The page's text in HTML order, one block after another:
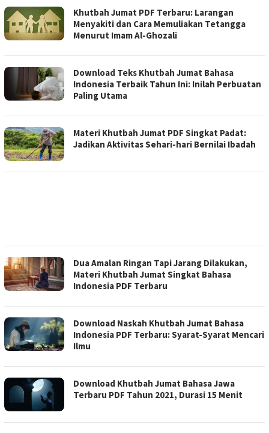
Khutbah Jumat PDF Terbaru: Larangan
Menyakiti dan Cara Memuliakan Tetangga
Menurut Imam Al-Ghozali
Download Teks Khutbah Jumat Bahasa
Indonesia Terbaik Tahun Ini: Inilah Perbuatan
Paling Utama
Materi Khutbah Jumat PDF Singkat Padat:
Jadikan Aktivitas Sehari-hari Bernilai Ibadah
Dua Amalan Ringan Tapi Jarang Dilakukan,
Materi Khutbah Jumat Singkat Bahasa
Indonesia PDF Terbaru
Download Naskah Khutbah Jumat Bahasa
Indonesia PDF Terbaru: Syarat-Syarat Mencari
Ilmu
Download Khutbah Jumat Bahasa Jawa
Terbaru PDF Tahun 2021, Durasi 15 Menit